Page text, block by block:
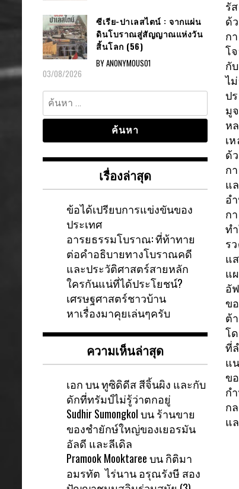
รั
ด้
ก
โ
กั
ไ
ป
มู
ห
เ
ด้
ก
แ
อ
ก
ท
ร
แ
แ
อั
ข
ต้
โ
ที่
แ
ข
ก
ก
แ
ซีเรีย-ปาเลสไตน์ : จากแผ่น
ดินโบราณสู่สัญญาณแห่งวัน
สิ้นโลก (56)
BY ANONYMOUS01
03/08/2026
ค้นหา
สำหรับ:
เรื่องล่าสุด
ข้อได้เปรียบการแข่งขันของ
ประเทศ
อารยธรรมโบราณ: ที่ท้าทาย
ต่อคำอธิบายทางโบราณคดี
และประวัติศาสตร์สายหลัก
ใครกันแน่ที่ได้ประโยชน์?
เศรษฐศาสตร์ชาวบ้าน
หาเรื่องมาคุยเล่นๆครับ
ความเห็นล่าสุด
เอกบนทูซิดิดีส สีจิ้นผิง และกับ
ดักที่ทรัมป์ไม่รู้ว่าตกอยู่
Sudhir Sumongkolบนร้านขาย
ของชำยักษ์ใหญ่ของเยอรมัน
อัลดี และลีเดิล
Pramook Mooktareeบนกิติมา
อมรทัต ไร่นาน อรุณรังษี สอง